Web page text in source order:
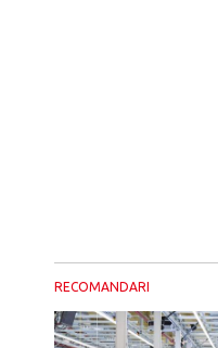
RECOMANDARI